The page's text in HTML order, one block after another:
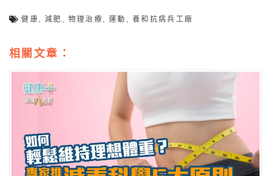
健康 ,減肥 物理治療 ,運動 養和抗病兵工廠
相關文章：